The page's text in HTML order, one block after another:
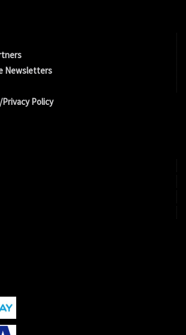
Newsletters
Policy